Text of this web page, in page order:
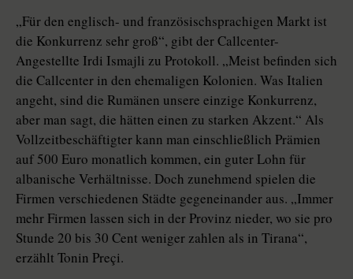
„Für den englisch- und französischsprachigen Markt ist
die Konkurrenz sehr groß“, gibt der Callcenter-
Angestellte Irdi Ismajli zu Protokoll. „Meist befinden sich
die Callcenter in den ehemaligen Kolonien. Was Italien
angeht, sind die Rumänen unsere einzige Konkurrenz,
aber man sagt, die hätten einen zu starken Akzent.“ Als
Vollzeitbeschäftigter kann man einschließlich Prämien
auf 500 Euro monatlich kommen, ein guter Lohn für
albanische Verhältnisse. Doch zunehmend spielen die
Firmen verschiedenen Städte gegeneinander aus. „Immer
mehr Firmen lassen sich in der Provinz nieder, wo sie pro
Stunde 20 bis 30 Cent weniger zahlen als in Tirana“,
erzählt Tonin Preçi.